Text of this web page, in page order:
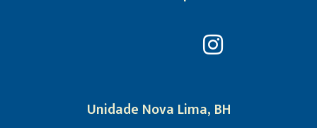
Unidade Nova Lima, BH